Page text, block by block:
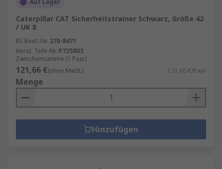
Auf Lager
Caterpillar CAT Sicherheitstrainer Schwarz, Größe 42
/ UK 8
RS Best.-Nr. 270-8471
Herst. Teile-Nr. P725803
Zwischensumme (1 Paar)
121,66 €(ohne MwSt.) 121,66 €/Paar
Menge
Hinzufügen